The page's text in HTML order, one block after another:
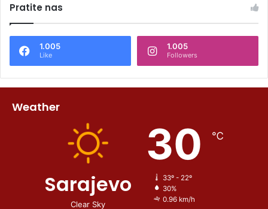
Pratite nas
1.005
Like
1.005
Followers
Weather
Sarajevo
Clear Sky
30 ℃
33º - 22º
30%
0.96 km/h